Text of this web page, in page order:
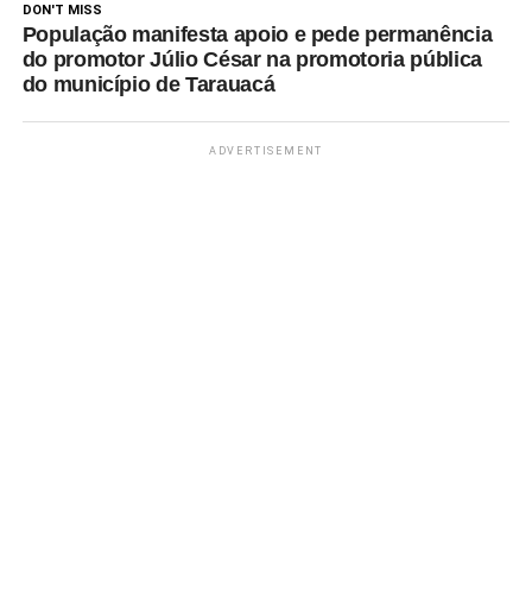
DON'T MISS
População manifesta apoio e pede permanência
do promotor Júlio César na promotoria pública
do município de Tarauacá
ADVERTISEMENT